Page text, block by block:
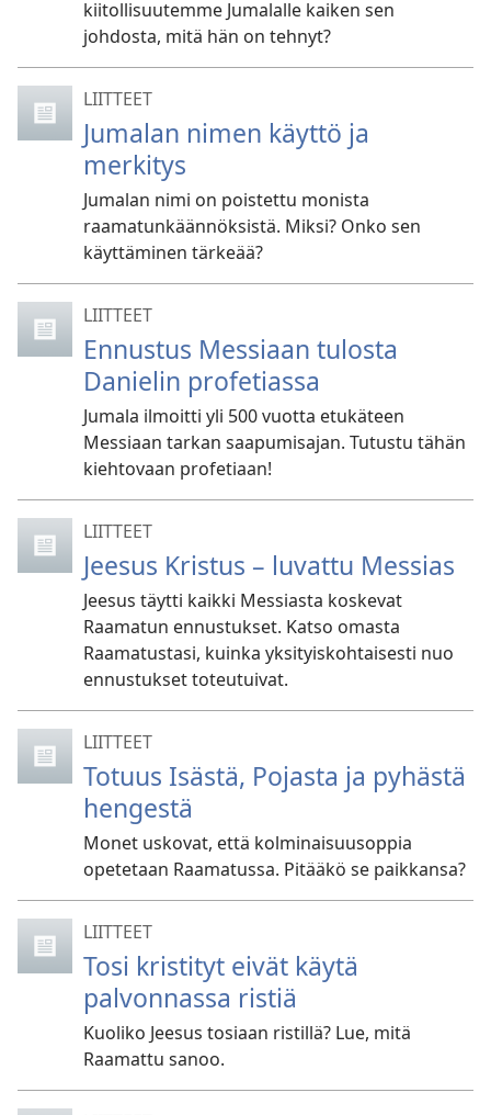
kiitollisuutemme Jumalalle kaiken sen
johdosta, mitä hän on tehnyt?
LIITTEET
Jumalan nimen käyttö ja
merkitys
Jumalan nimi on poistettu monista
raamatunkäännöksistä. Miksi? Onko sen
käyttäminen tärkeää?
LIITTEET
Ennustus Messiaan tulosta
Danielin profetiassa
Jumala ilmoitti yli 500 vuotta etukäteen
Messiaan tarkan saapumisajan. Tutustu tähän
kiehtovaan profetiaan!
LIITTEET
Jeesus Kristus – luvattu Messias
Jeesus täytti kaikki Messiasta koskevat
Raamatun ennustukset. Katso omasta
Raamatustasi, kuinka yksityiskohtaisesti nuo
ennustukset toteutuivat.
LIITTEET
Totuus Isästä, Pojasta ja pyhästä
hengestä
Monet uskovat, että kolminaisuusoppia
opetetaan Raamatussa. Pitääkö se paikkansa?
LIITTEET
Tosi kristityt eivät käytä
palvonnassa ristiä
Kuoliko Jeesus tosiaan ristillä? Lue, mitä
Raamattu sanoo.